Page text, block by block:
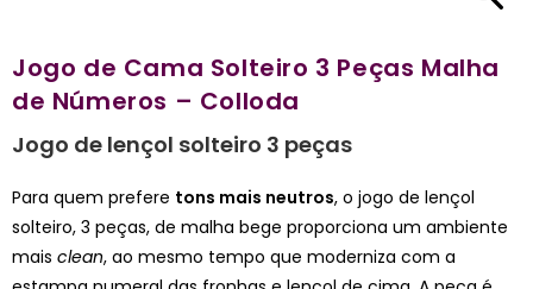
Jogo de Cama Solteiro 3 Peças Malha
de Números – Colloda
Jogo de lençol solteiro 3 peças
Para quem prefere tons mais neutros, o jogo de lençol
solteiro, 3 peças, de malha bege proporciona um ambiente
mais clean, ao mesmo tempo que moderniza com a